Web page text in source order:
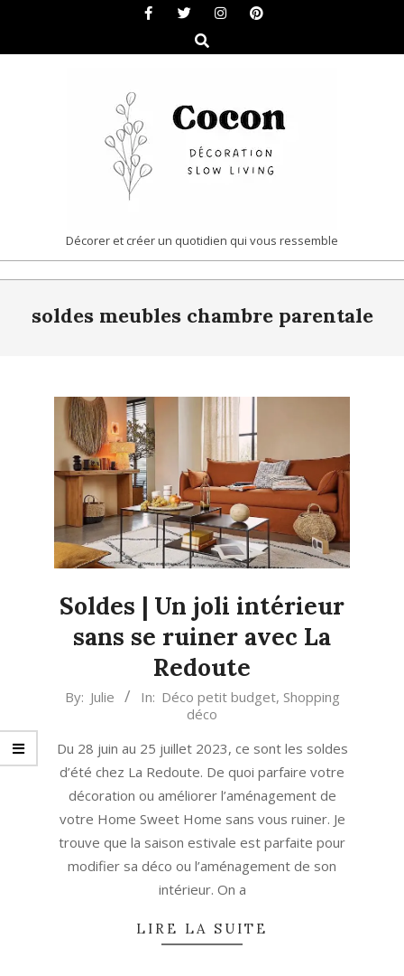
content
Search
COCON
|
DÉCORATION
LIVING
Décorer et créer un quotidien qui vous ressemble
Navigationsoldes meubles chambre parentale
Soldes | Un joli intérieur
sans se ruiner avec La
Redoute
2023-
28
By: Julie In: Déco petit budget, Shopping
déco
Du 28 juin au 25 juillet 2023, ce sont les soldes
d’été chez La Redoute. De quoi parfaire votre
décoration ou améliorer l’aménagement de
votre Home Sweet Home sans vous ruiner. Je
trouve que la saison estivale est parfaite pour
modifier sa déco ou l’aménagement de son
intérieur. On a
LIRE LA SUITE